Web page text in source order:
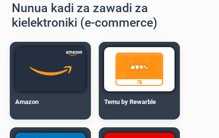
Nunua kadi za zawadi za
kielektroniki (e-commerce)
Amazon Temu by Rewarble